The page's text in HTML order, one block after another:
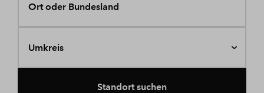
Ort oder Bundesland
Umkreis
Standort suchen